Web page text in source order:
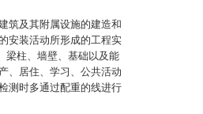
筑及其附属设施的建造和
安装活动所形成的工程实
梁柱、墙壁、基础以及能
、居住、学习、公共活动
测时多通过配重的线进行